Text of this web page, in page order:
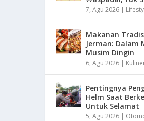
7, Agu 2026 |
Makanan
Jerman: Dalam
Musim Dingin
6, Agu 2026 |
Pentingnya
Helm Saat
Untuk Selamat
5, Agu 2026 |